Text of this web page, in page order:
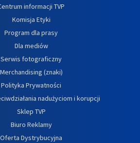
informacji TVP
Komisja Etyki
Program dla prasy
Dla mediów
Serwis fotograficzny
Merchandising (znaki)
Polityka Prywatności
nadużyciom i korupcji
Sklep TVP
Biuro Reklamy
Oferta Dystrybucyjna